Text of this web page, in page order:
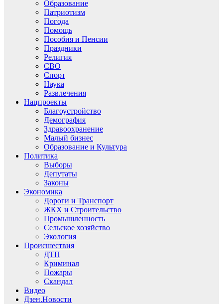
Образование
Патриотизм
Погода
Помощь
Пособия и Пенсии
Праздники
Религия
СВО
Спорт
Наука
Развлечения
Нацпроекты
Благоустройство
Демография
Здравоохранение
Малый бизнес
Образование и Культура
Политика
Выборы
Депутаты
Законы
Экономика
Дороги и Транспорт
ЖКХ и Строительство
Промышленность
Сельское хозяйство
Экология
Происшествия
ДТП
Криминал
Пожары
Скандал
Видео
Дзен.Новости